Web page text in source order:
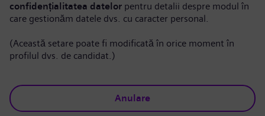
confidențialitatea datelor pentru detalii despre modul în
care gestionăm datele dvs. cu caracter personal.
(Această setare poate fi modificată în orice moment în
profilul dvs. de candidat.)
Anulare